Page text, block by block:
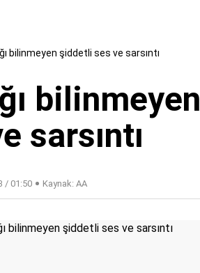
bilinmeyen şiddetli ses ve sarsıntı
bilinmeyen
sarsıntı
/ 01:50 Kaynak: AA